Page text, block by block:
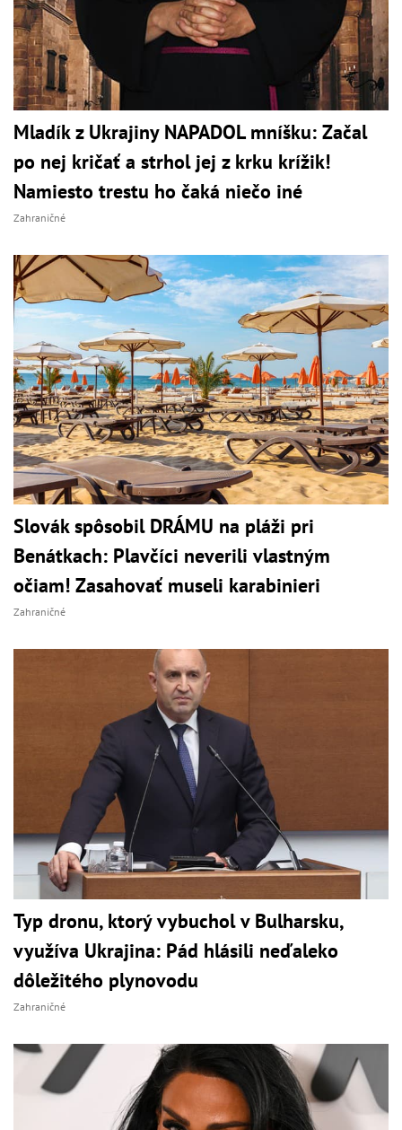
Mladík z Ukrajiny NAPADOL mníšku: Začal
po nej kričať a strhol jej z krku krížik!
Namiesto trestu ho čaká niečo iné
Zahraničné
Slovák spôsobil DRÁMU na pláži pri
Benátkach: Plavčíci neverili vlastným
očiam! Zasahovať museli karabinieri
Zahraničné
Typ dronu, ktorý vybuchol v Bulharsku,
využíva Ukrajina: Pád hlásili neďaleko
dôležitého plynovodu
Zahraničné